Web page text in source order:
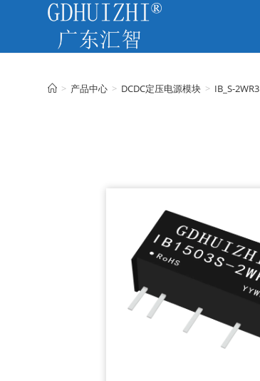
> 产品中心 > DCDC定压电源模块 > IB_S-2WR3